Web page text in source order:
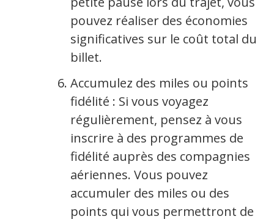
pouvez réaliser des économies
significatives sur le coût total du
billet.
Accumulez des miles ou points
fidélité : Si vous voyagez
régulièrement, pensez à vous
inscrire à des programmes de
fidélité auprès des compagnies
aériennes. Vous pouvez
accumuler des miles ou des
points qui vous permettront de